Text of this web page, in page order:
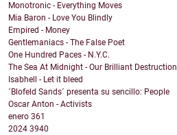
Monotronic - Everything Moves
Mia Baron - Love You Blindly
Empired - Money
Gentlemaniacs - The False Poet
One Hundred Paces - N.Y.C.
The Sea At Midnight - Our Brilliant Destruction
Isabhell - Let it bleed
´Blofeld Sands´ presenta su sencillo: People
Oscar Anton - Activists
enero 361
2024 3940